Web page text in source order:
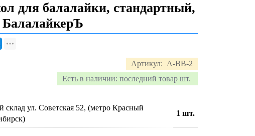
для балалайки, стандартный,
Артикул: A-BB-2
Есть в наличии: последний товар шт.
склад ул. Советская 52, (метро Красный
1 шт.